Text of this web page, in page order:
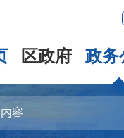
区政府 政务